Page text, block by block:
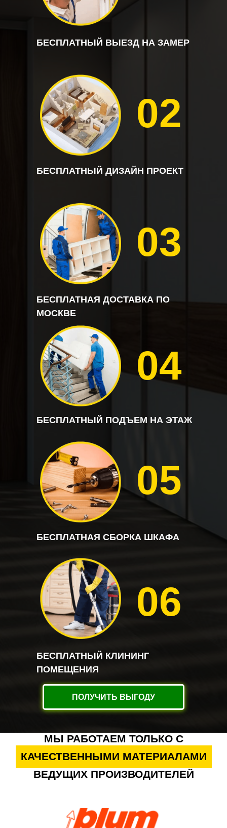
БЕСПЛАТНЫЙ ВЫЕЗД НА ЗАМЕР
БЕСПЛАТНЫЙ ДИЗАЙН ПРОЕКТ
02
БЕСПЛАТНАЯ ДОСТАВКА ПО
МОСКВЕ
03
БЕСПЛАТНЫЙ ПОДЪЕМ НА ЭТАЖ
04
БЕСПЛАТНАЯ СБОРКА ШКАФА
05
БЕСПЛАТНЫЙ КЛИНИНГ
ПОМЕЩЕНИЯ
06
ПОЛУЧИТЬ ВЫГОДУ
МЫ РАБОТАЕМ ТОЛЬКО С
КАЧЕСТВЕННЫМИ МАТЕРИАЛАМИ
ВЕДУЩИХ ПРОИЗВОДИТЕЛЕЙ